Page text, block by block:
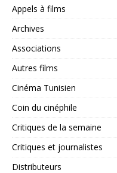
Appels à films
Archives
Associations
Autres films
Cinéma Tunisien
Coin du cinéphile
Critiques de la semaine
Critiques et journalistes
Distributeurs